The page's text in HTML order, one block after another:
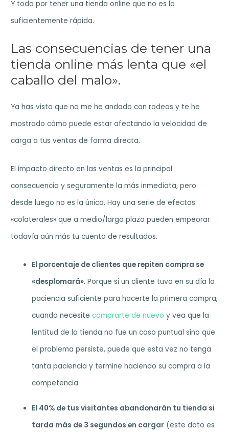
Y todo por tener una tienda online que no es lo
suficientemente rápida.
Las consecuencias de tener una
tienda online más lenta que «el
caballo del malo».
Ya has visto que no me he andado con rodeos y te he
mostrado cómo puede estar afectando la velocidad de
carga a tus ventas de forma directa.
El impacto directo en las ventas es la principal
consecuencia y seguramente la más inmediata, pero
desde luego no es la única. Hay una serie de efectos
«colaterales» que a medio/largo plazo pueden empeorar
todavía aún más tu cuenta de resultados.
El porcentaje de clientes que repiten compra se
«desplomará». Porque si un cliente tuvo en su día la
paciencia suficiente para hacerte la primera compra,
cuando necesitecomprarte de nuevo y vea que la
lentitud de la tienda no fue un caso puntual sino que
el problema persiste, puede que esta vez no tenga
tanta paciencia y termine haciendo su compra a la
competencia.
El 40% de tus visitantes abandonarán tu tienda si
tarda más de 3 segundos en cargar (este dato es